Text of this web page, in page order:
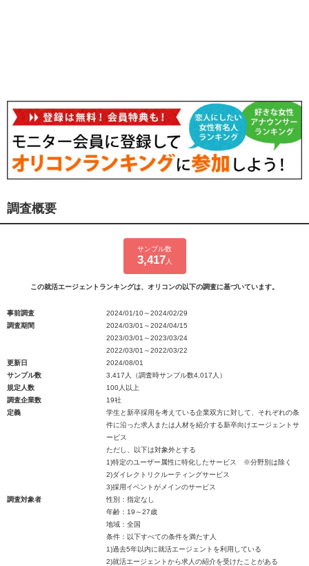
調査概要
サンプル数
3,417 人
この就活エージェントランキングは、オリコンの以下の調査に基づいています。
事前調査
2024/01/10～2024/02/29
調査期間
2024/03/01～2024/04/15
2023/03/01～2023/03/24
2022/03/01～2022/03/22
更新日
2024/08/01
サンプル数
3,417人（調査時サンプル数4,017人）
規定人数
100人以上
調査企業数
19社
定義
学生と新卒採用を考えている企業双方に対して、それぞれの条
件に沿った求人または人材を紹介する新卒向けエージェントサ
ービス
ただし、以下は対象外とする
1)特定のユーザー属性に特化したサービス ※分野別は除く
2)ダイレクトリクルーティングサービス
3)採用イベントがメインのサービス
調査対象者
性別：指定なし
年齢：19～27歳
地域：全国
条件：以下すべての条件を満たす人
1)過去5年以内に就活エージェントを利用している
2)就活エージェントから求人の紹介を受けたことがある